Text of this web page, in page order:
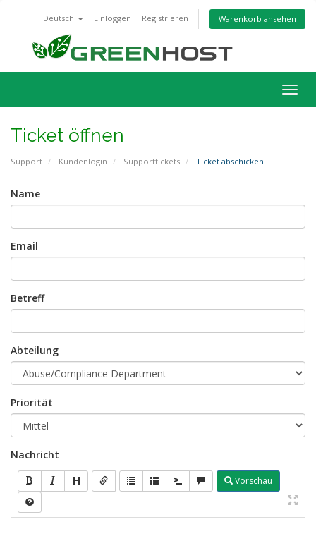
Deutsch Einloggen Registrieren Warenkorb ansehen
ein-/
Ticket öffnen
Support Kundenlogin Supporttickets Ticket abschicken
Name
Email
Betreff
Abteilung
Priorität
Nachricht
Vorschau